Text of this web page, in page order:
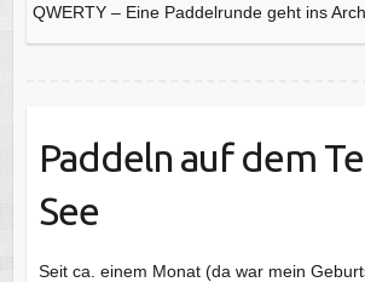
QWERTY – Eine Paddelrunde geht ins
Paddeln auf dem
See
Seit ca. einem Monat (da war mein